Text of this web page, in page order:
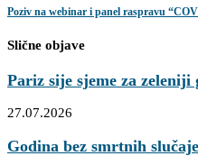
Poziv na webinar i panel raspravu
Slične objave
Pariz sije sjeme za zeleniji
27.07.2026
Godina bez smrtnih